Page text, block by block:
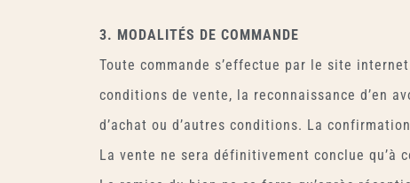
3. MODALITÉS DE COMMANDE
Toute commande s’effectue par le site
conditions de vente, la reconnaissance d’en
d’achat ou d’autres conditions. La
La vente ne sera définitivement conclue qu’à